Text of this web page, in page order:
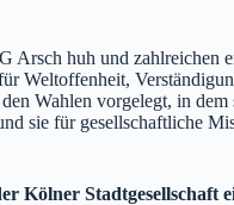
Arsch huh und zahlreichen
Weltoffenheit,
Wahlen vorgelegt, in
sie für gesellschaftliche
Kölner Stadtgesellschaft